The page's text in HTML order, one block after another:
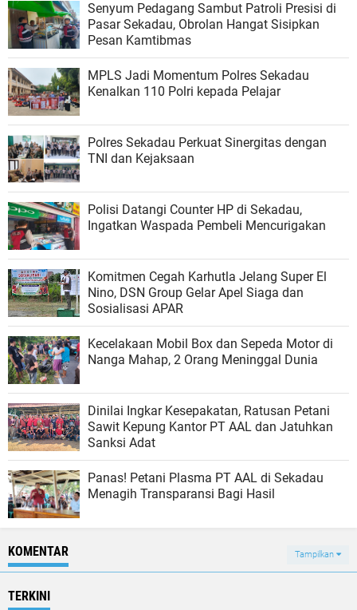
Senyum Pedagang Sambut Patroli Presisi di
Pasar Sekadau, Obrolan Hangat Sisipkan
Pesan Kamtibmas
MPLS Jadi Momentum Polres Sekadau
Kenalkan 110 Polri kepada Pelajar
Polres Sekadau Perkuat Sinergitas dengan
TNI dan Kejaksaan
Polisi Datangi Counter HP di Sekadau,
Ingatkan Waspada Pembeli Mencurigakan
Komitmen Cegah Karhutla Jelang Super El
Nino, DSN Group Gelar Apel Siaga dan
Sosialisasi APAR
Kecelakaan Mobil Box dan Sepeda Motor di
Nanga Mahap, 2 Orang Meninggal Dunia
Dinilai Ingkar Kesepakatan, Ratusan Petani
Sawit Kepung Kantor PT AAL dan Jatuhkan
Sanksi Adat
Panas! Petani Plasma PT AAL di Sekadau
Menagih Transparansi Bagi Hasil
KOMENTAR Tampilkan
TERKINI